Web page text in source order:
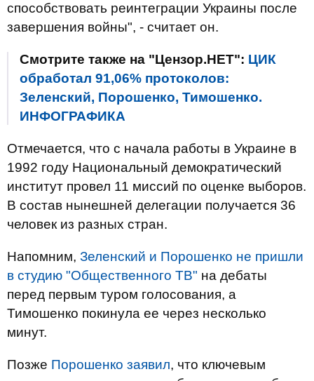
способствовать реинтеграции Украины после
завершения войны", - считает он.
Смотрите также на "Цензор.НЕТ": ЦИК
обработал 91,06% протоколов:
Зеленский, Порошенко, Тимошенко.
ИНФОГРАФИКА
Отмечается, что с начала работы в Украине в
1992 году Национальный демократический
институт провел 11 миссий по оценке выборов.
В состав нынешней делегации получается 36
человек из разных стран.
Напомним, Зеленский и Порошенко не пришли
в студию "Общественного ТВ" на дебаты
перед первым туром голосования, а
Тимошенко покинула ее через несколько
минут.
Позже Порошенко заявил, что ключевым